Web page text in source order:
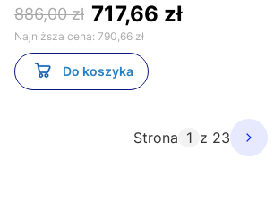
886,00 zł 717,66 zł
Najniższa cena: 790,66 zł
Do koszyka
Strona z 23